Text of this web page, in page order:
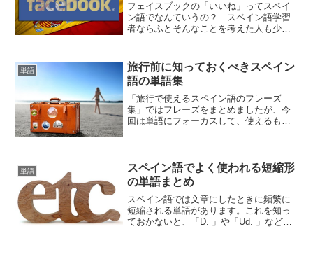
フェイスブックの「いいね」ってスペイ
ン語でなんていうの？ スペイン語学習
者ならふとそんなことを考えた人も少な
ました。
単語
旅行前に知っておくべきスペイン
語の単語集
「旅行で使えるスペイン語のフレーズ
集」ではフレーズをまとめましたが、今
回は単語にフォーカスして、使えるもの
単語
スペイン語でよく使われる短縮形
の単語まとめ
スペイン語では文章にしたときに頻繁に
短縮される単語があります。これを知っ
ておかないと、「D. 」や「Ud. 」などは